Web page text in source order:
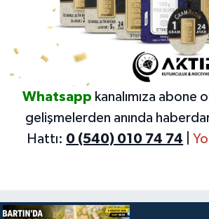
Whatsapp kanalımıza abone
gelişmelerden anında
Hattı: 0 (540) 010 74 74 |